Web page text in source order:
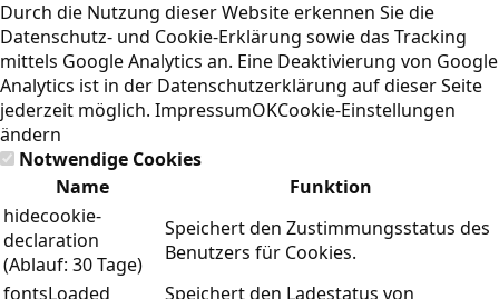
Durch die Nutzung dieser Website erkennen Sie die
Datenschutz- und Cookie-Erklärung sowie das Tracking
mittels Google Analytics an. Eine Deaktivierung von Google
Analytics ist in der Datenschutzerklärung auf dieser Seite
jederzeit möglich. ImpressumOKCookie-Einstellungen
ändern
Notwendige Cookies
Name
Funktion
hidecookie-
declaration
(Ablauf: 30 Tage)
Speichert den Zustimmungsstatus des
Benutzers für Cookies.
fontsLoaded
Speichert den Ladestatus von